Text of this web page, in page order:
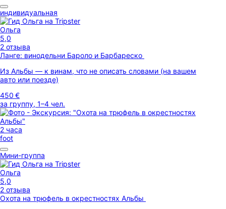
индивидуальная
Ольга
5,0
2 отзыва
Ланге: винодельни Бароло и Барбареско
Из Альбы — к винам, что не описать словами (на вашем
авто или поезде)
450 €
за группу, 1–4 чел.
2 часа
foot
Мини-группа
Ольга
5,0
2 отзыва
Охота на трюфель в окрестностях Альбы